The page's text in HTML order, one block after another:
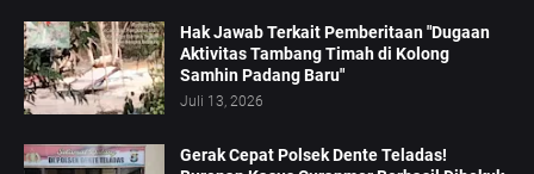
Hak Jawab Terkait Pemberitaan "Dugaan
Aktivitas Tambang Timah di Kolong
Samhin Padang Baru"
Juli 13, 2026
Gerak Cepat Polsek Dente Teladas!